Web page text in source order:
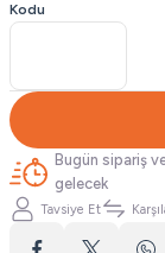
Kodu
Bugün sipariş
gelecek
Tavsiye Et